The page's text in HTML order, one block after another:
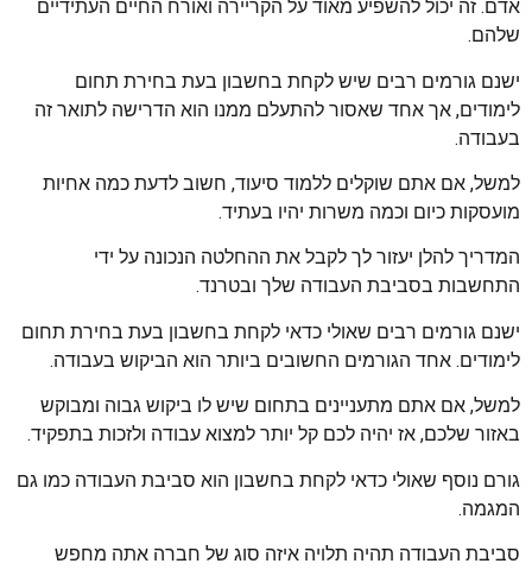
אדם. זה יכול להשפיע מאוד על הקריירה ואורח החיים העתידיים
שלהם.
ישנם גורמים רבים שיש לקחת בחשבון בעת בחירת תחום
לימודים, אך אחד שאסור להתעלם ממנו הוא הדרישה לתואר זה
בעבודה.
למשל, אם אתם שוקלים ללמוד סיעוד, חשוב לדעת כמה אחיות
מועסקות כיום וכמה משרות יהיו בעתיד.
המדריך להלן יעזור לך לקבל את ההחלטה הנכונה על ידי
התחשבות בסביבת העבודה שלך ובטרנד.
ישנם גורמים רבים שאולי כדאי לקחת בחשבון בעת בחירת תחום
לימודים. אחד הגורמים החשובים ביותר הוא הביקוש בעבודה.
למשל, אם אתם מתעניינים בתחום שיש לו ביקוש גבוה ומבוקש
באזור שלכם, אז יהיה לכם קל יותר למצוא עבודה ולזכות בתפקיד.
גורם נוסף שאולי כדאי לקחת בחשבון הוא סביבת העבודה כמו גם
המגמה.
סביבת העבודה תהיה תלויה איזה סוג של חברה אתה מחפש